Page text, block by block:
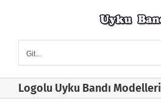
Git...
Logolu Uyku Bandı Modelleri